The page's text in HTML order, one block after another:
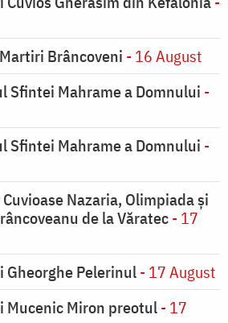
Brâncoveni - 16 August
Sfintei Mahrame a Domnului -
Sfintei Mahrame a Domnului -
Nazaria, Olimpiada și
de la Văratec- 17
Gheorghe Pelerinul- 17 August
Mucenic Miron preotul- 17